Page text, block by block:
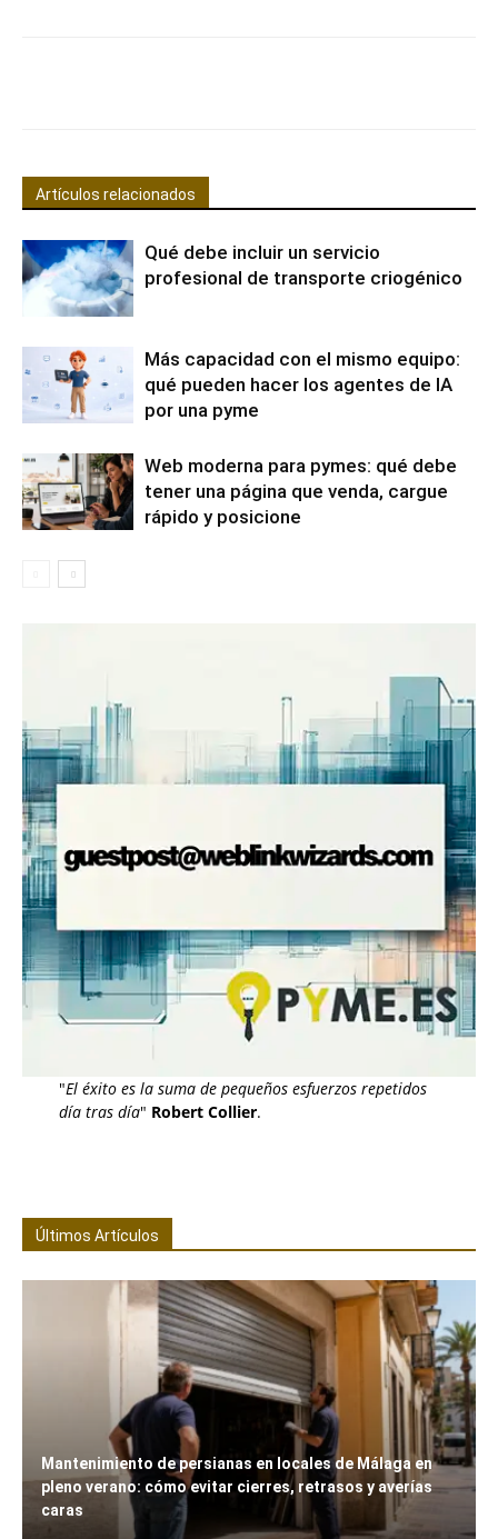
Artículos relacionados
Qué debe incluir un servicio
profesional de transporte criogénico
Más capacidad con el mismo equipo:
qué pueden hacer los agentes de IA
por una pyme
Web moderna para pymes: qué debe
tener una página que venda, cargue
rápido y posicione
"El éxito es la suma de pequeños esfuerzos repetidos
día tras día" Robert Collier.
Últimos Artículos
Mantenimiento de persianas en locales de Málaga en
pleno verano: cómo evitar cierres, retrasos y averías
caras